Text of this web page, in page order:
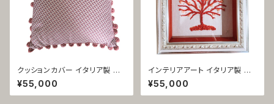
クッションカバー イタリア製 シ
ルクビロード・オニオンフリン
ジ・ピンク ループ 1420
¥55,000
インテリアアート イタリア製 珊
瑚×パール コーラル 1410
¥55,000